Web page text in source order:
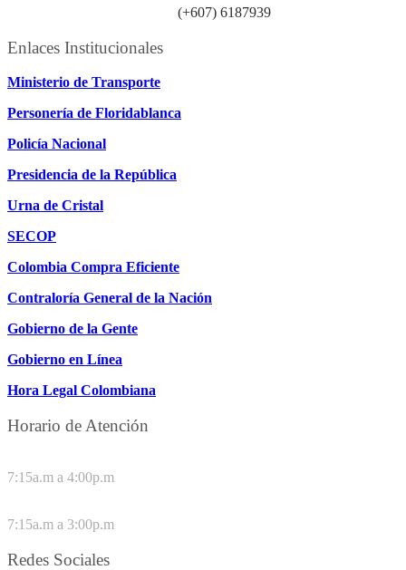
(+607) 6187939
Enlaces Institucionales
Ministerio de Transporte
Personería de Floridablanca
Policía Nacional
Presidencia de la República
Urna de Cristal
SECOP
Colombia Compra Eficiente
Contraloría General de la Nación
Gobierno de la Gente
Gobierno en Línea
Hora Legal Colombiana
Horario de Atención
7:15a.m a 4:00p.m
7:15a.m a 3:00p.m
Redes Sociales